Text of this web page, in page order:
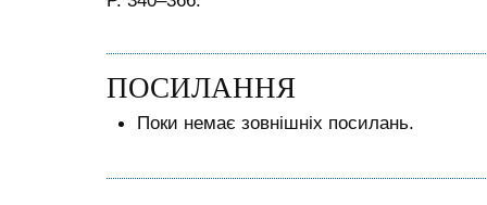
ПОСИЛАННЯ
Поки немає зовнішніх посилань.